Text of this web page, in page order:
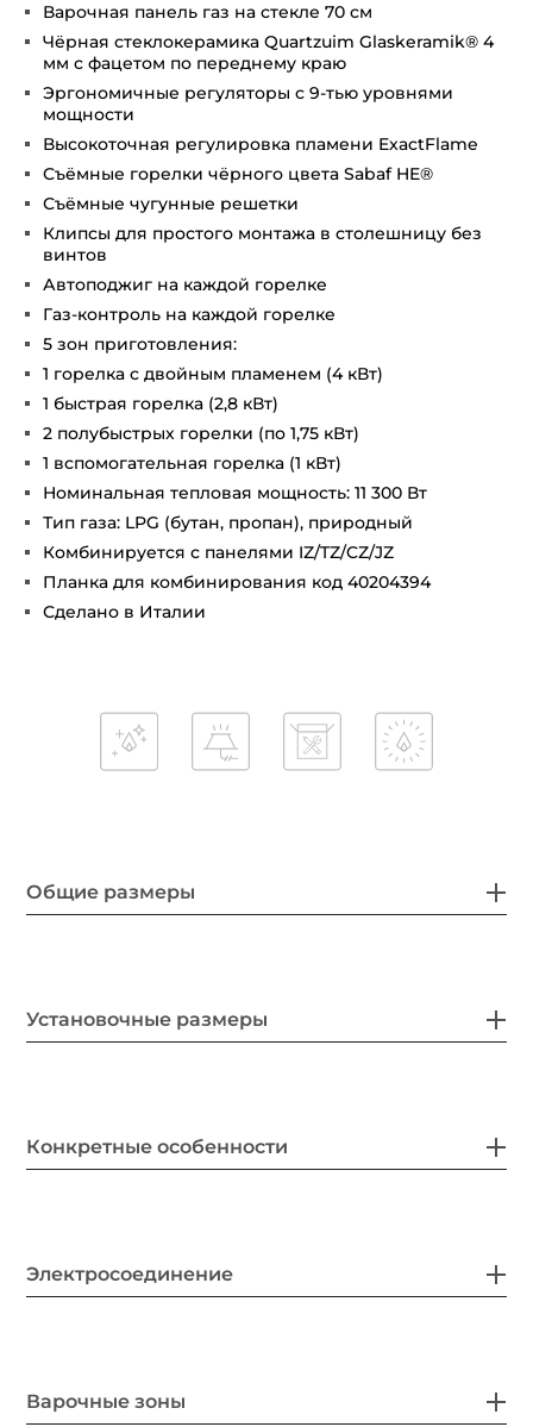
Варочная панель газ на стекле 70 см
Чёрная стеклокерамика Quartzuim Glaskeramik® 4
мм с фацетом по переднему краю
Эргономичные регуляторы с 9-тью уровнями
мощности
Высокоточная регулировка пламени ExactFlame
Съёмные горелки чёрного цвета Sabaf HE®
Съёмные чугунные решетки
Клипсы для простого монтажа в столешницу без
винтов
Автоподжиг на каждой горелке
Газ-контроль на каждой горелке
5 зон приготовления:
1 горелка с двойным пламенем (4 кВт)
1 быстрая горелка (2,8 кВт)
2 полубыстрых горелки (по 1,75 кВт)
1 вспомогательная горелка (1 кВт)
Номинальная тепловая мощность: 11 300 Вт
Тип газа: LPG (бутан, пропан), природный
Комбинируется с панелями IZ/TZ/CZ/JZ
Планка для комбинирования код 40204394
Сделано в Италии
Общие размеры
Установочные размеры
Конкретные особенности
Электросоединение
Варочные зоны